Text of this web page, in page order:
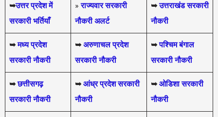
➥उत्तर प्रदेश में
सरकारी भर्तियाँ
»राज्यवार सरकारी
नौकरी अलर्ट
➥ उत्तराखंड सरकारी
नौकरी
➥ मध्य प्रदेश
सरकारी नौकरी
➥ अरुणाचल प्रदेश
सरकारी नौकरी
➥ पश्चिम बंगाल
सरकारी नौकरी
➥ छत्तीसगढ़
सरकारी नौकरी
➥आंध्र प्रदेश सरकारी
नौकरी
➥ ओडिशा सरकारी
नौकरी